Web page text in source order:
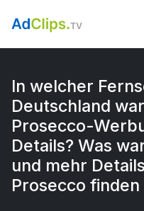
In welcher
Deutschland
Prosecco-
Details? Was
und mehr
Prosecco finden